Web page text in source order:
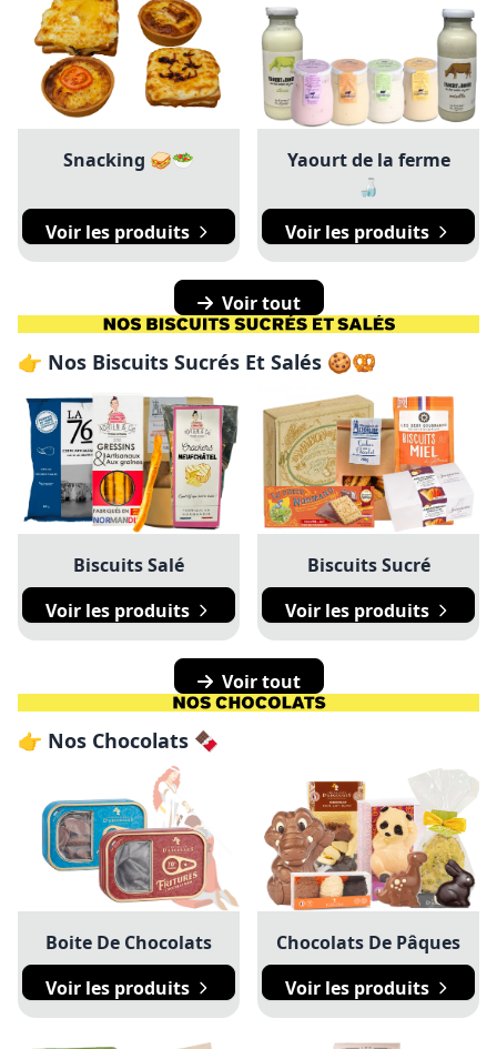
Snacking 🥪🥗
Voir les produits
Yaourt de la ferme
🍶
Voir les produits
Voir tout
👉 Nos Biscuits Sucrés Et Salés 🍪🥨
Biscuits Salé
Voir les produits
Biscuits Sucré
Voir les produits
Voir tout
👉 Nos Chocolats 🍫
Boite De Chocolats
Voir les produits
Chocolats De Pâques
Voir les produits